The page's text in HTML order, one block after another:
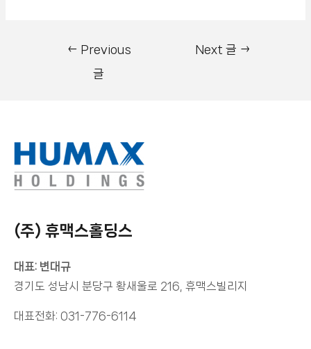
← Previous
글
Next 글 →
(주) 휴맥스홀딩스
대표: 변대규
경기도 성남시 분당구 황새울로 216, 휴맥스빌리지
대표전화: 031-776-6114